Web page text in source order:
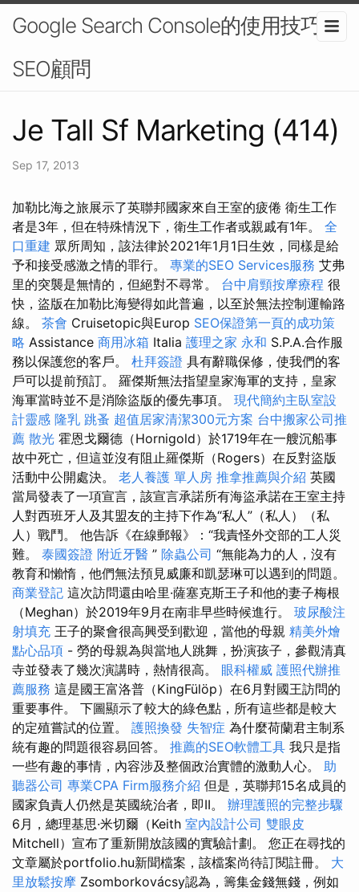
Google Search Console的使用技巧-
SEO顧問
Je Tall Sf Marketing (414)
Sep 17, 2013
加勒比海之旅展示了英聯邦國家來自王室的疲倦 衛生工作
者是3年，但在特殊情況下，衛生工作者或親戚有1年。 全
口重建 眾所周知，該法律於2021年1月1日生效，同樣是給
予和接受感激之情的罪行。 專業的SEO Services服務 艾弗
里的突襲是無情的，但絕對不尋常。 台中肩頸按摩療程 很
快，盜版在加勒比海變得如此普遍，以至於無法控制運輸路
線。 茶會 Cruisetopic與Europ SEO保證第一頁的成功策
略 Assistance 商用冰箱 Italia 護理之家 永和 S.P.A.合作服
務以保護您的客戶。 杜拜簽證 具有辭職保修，使我們的客
戶可以提前預訂。 羅傑斯無法指望皇家海軍的支持，皇家
海軍當時並不是消除盜版的優先事項。 現代簡約主臥室設
計靈感 隆乳 跳蚤 超值居家清潔300元方案 台中搬家公司推
薦 散光 霍恩戈爾德（Hornigold）於1719年在一艘沉船事
故中死亡，但這並沒有阻止羅傑斯（Rogers）在反對盜版
活動中公開處決。 老人養護 單人房 推拿推薦與介紹 英國
當局發表了一項宣言，該宣言承諾所有海盜承諾在王室主持
人對西班牙人及其盟友的主持下作為“私人”（私人）（私
人）戰鬥。 他告訴《在線郵報》：“我責怪外交部的工人災
難。 泰國簽證 附近牙醫 ” 除蟲公司 “無能為力的人，沒有
教育和懶惰，他們無法預見威廉和凱瑟琳可以遇到的問題。
商業登記 這次訪問還由哈里·薩塞克斯王子和他的妻子梅根
（Meghan）於2019年9月在南非早些時候進行。 玻尿酸注
射填充 王子的聚會很高興受到歡迎，當他的母親 精美外燴
點心品項 - 勞的母親為與當地人跳舞，扮演孩子，參觀清真
寺並發表了幾次演講時，熱情很高。 眼科權威 護照代辦推
薦服務 這是國王富洛普（KingFülöp）在6月對國王訪問的
重要事件。 下圖顯示了較大的綠色點，所有這些都是較大
的定殖嘗試的位置。 護照換發 失智症 為什麼荷蘭君主制系
統有趣的問題很容易回答。 推薦的SEO軟體工具 我只是指
一些有趣的事情，內容涉及整個政治實體的激動人心。 助
聽器公司 專業CPA Firm服務介紹 但是，英聯邦15名成員的
國家負責人仍然是英國統治者，即II。 辦理護照的完整步驟
6月，總理基思·米切爾（Keith 室內設計公司 雙眼皮
Mitchell）宣布了重新開放該國的實驗計劃。 您正在尋找的
文章屬於portfolio.hu新聞檔案，該檔案尚待訂閱註冊。 大
里放鬆按摩 Zsomborkovácsy認為，籌集金錢無錢，例如